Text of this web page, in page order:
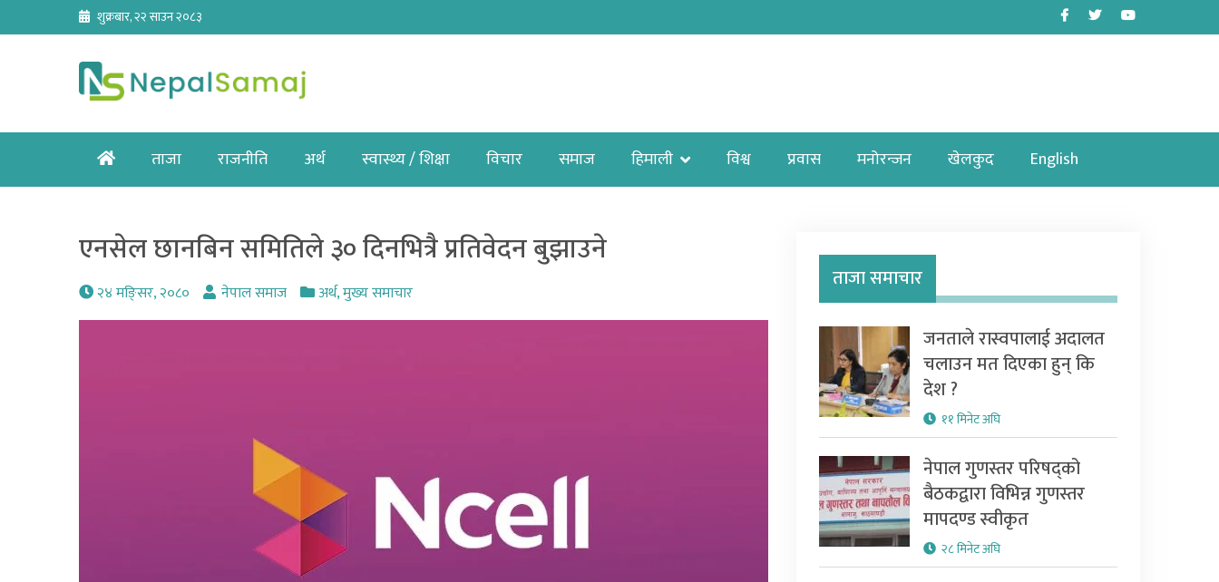
content
शुक्रबार, २२ साउन २०८३ Facebook
TwitterYoutube
Homeताजा राजनीति अर्थ स्वास्थ्य / शिक्षा विचार समाज हिमाली विश्व प्रवास मनोरन्जन खेलकुद English
एनसेल छानबिन समितिले ३० दिनभित्रै प्रतिवेदन बुझाउने
२४ मङि्सर, २०८० नेपाल समाज अर्थ,मुख्य समाचार
ताजा समाचार
जनताले रास्वपालाई अदालत
चलाउन मत दिएका हुन् कि
देश ?
११ मिनेट अघि
नेपाल गुणस्तर परिषद्को
बैठकद्वारा विभिन्न गुणस्तर
मापदण्ड स्वीकृत
२८ मिनेट अघि